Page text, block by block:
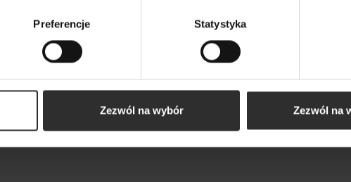
Preferencje Statystyka
Zezwól na wybór Zezwól na